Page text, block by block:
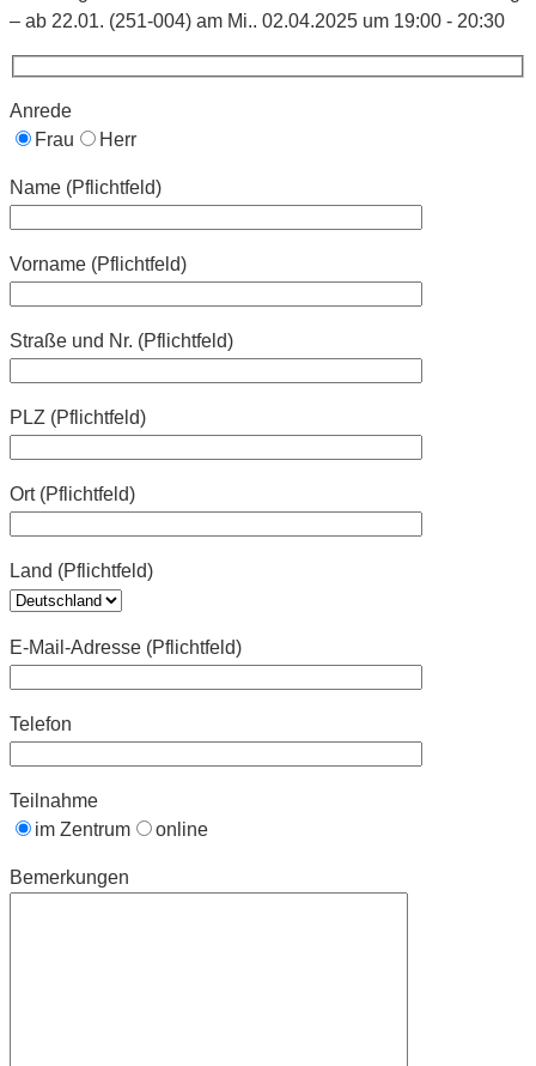
– ab 22.01. (251-004) am Mi.. 02.04.2025 um 19:00 - 20:30
Anrede
Frau
Herr
Name (Pflichtfeld)
Vorname (Pflichtfeld)
Straße und Nr. (Pflichtfeld)
PLZ (Pflichtfeld)
Ort (Pflichtfeld)
Land (Pflichtfeld)
E-Mail-Adresse (Pflichtfeld)
Telefon
Teilnahme
im Zentrum
online
Bemerkungen